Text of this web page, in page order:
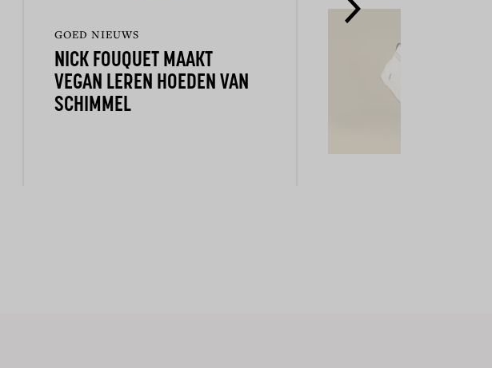
GOED NIEUWS
NICK FOUQUET MAAKT
VEGAN LEREN HOEDEN VAN
SCHIMMEL